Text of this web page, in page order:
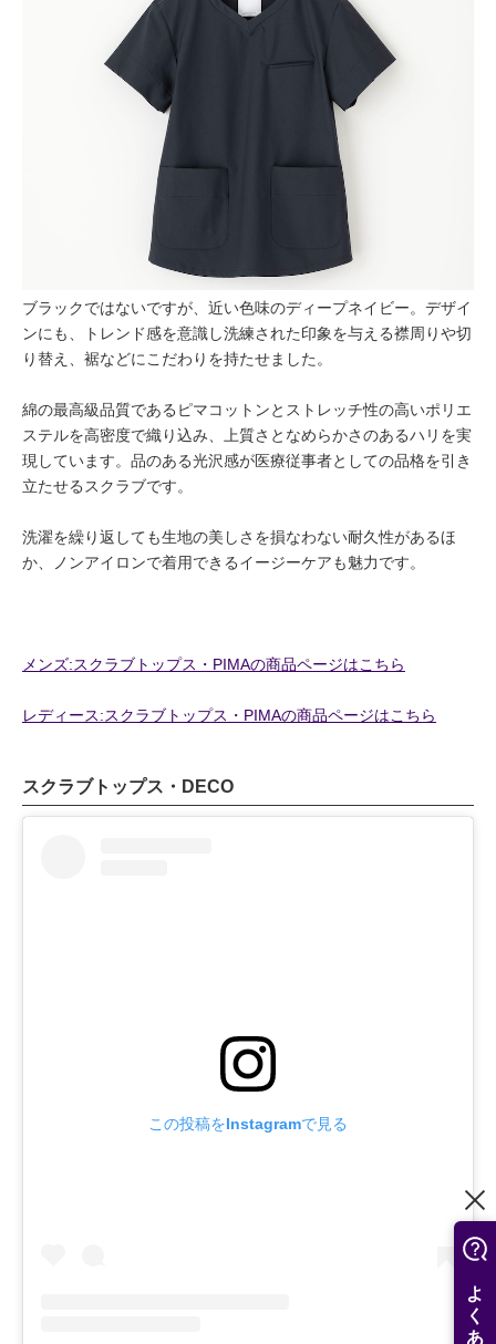
ブラックではないですが、近い色味のディープネイビー。デザイ
ンにも、トレンド感を意識し洗練された印象を与える襟周りや切
り替え、裾などにこだわりを持たせました。
綿の最高級品質であるピマコットンとストレッチ性の高いポリエ
ステルを高密度で織り込み、上質さとなめらかさのあるハリを実
現しています。品のある光沢感が医療従事者としての品格を引き
立たせるスクラブです。
洗濯を繰り返しても生地の美しさを損なわない耐久性があるほ
か、ノンアイロンで着用できるイージーケアも魅力です。
メンズ:スクラブトップス・PIMAの商品ページはこちら
レディース:スクラブトップス・PIMAの商品ページはこちら
スクラブトップス・DECO
この投稿をInstagramで見る